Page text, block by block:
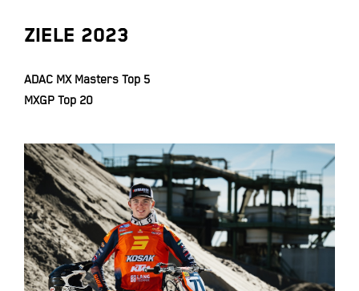
ZIELE 2023
ADAC MX Masters Top 5
MXGP Top 20